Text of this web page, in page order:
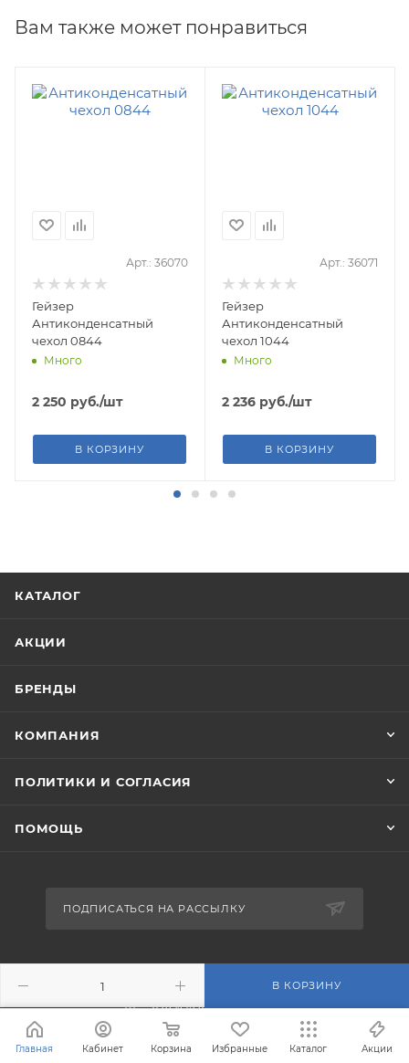
В КОРЗИНУ
Вам также может понравиться
Арт.: 36070
Гейзер
Антиконденсатный
чехол 0844
Много
2 250 руб./шт
В КОРЗИНУ
Арт.: 36071
Гейзер
Антиконденсатный
чехол 1044
Много
2 236 руб./шт
В КОРЗИНУ
КАТАЛОГ
АКЦИИ
БРЕНДЫ
КОМПАНИЯ
ПОЛИТИКИ И СОГЛАСИЯ
ПОМОЩЬ
ПОДПИСАТЬСЯ НА РАССЫЛКУ
info@filterosmos.ru
Главная Кабинет Корзина Избранные Каталог Акции